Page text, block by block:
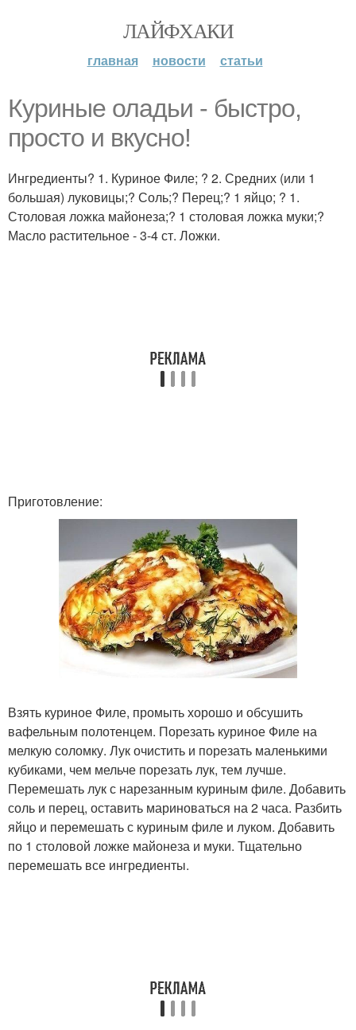
ЛАЙФХАКИ
главная новости статьи
Куриные оладьи - быстро,
просто и вкусно!
Ингредиенты? 1. Куриное Филе; ? 2. Средних (или 1
большая) луковицы;? Соль;? Перец;? 1 яйцо; ? 1.
Столовая ложка майонеза;? 1 столовая ложка муки;?
Масло растительное - 3-4 ст. Ложки.
Приготовление:
Взять куриное Филе, промыть хорошо и обсушить
вафельным полотенцем. Порезать куриное Филе на
мелкую соломку. Лук очистить и порезать маленькими
кубиками, чем мельче порезать лук, тем лучше.
Перемешать лук с нарезанным куриным филе. Добавить
соль и перец, оставить мариноваться на 2 часа. Разбить
яйцо и перемешать с куриным филе и луком. Добавить
по 1 столовой ложке майонеза и муки. Тщательно
перемешать все ингредиенты.